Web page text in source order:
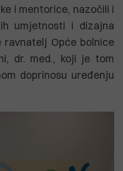
i mentorice, nazočili i
umjetnosti i dizajna
ravnatelj Opće bolnice
dr. med., koji je tom
doprinosu uređenju